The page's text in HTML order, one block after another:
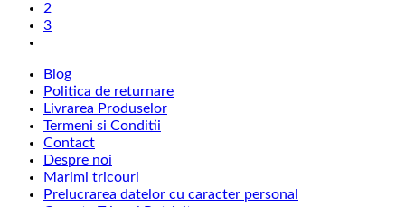
2
3
Blog
Politica de returnare
Livrarea Produselor
Termeni si Conditii
Contact
Despre noi
Marimi tricouri
Prelucrarea datelor cu caracter personal